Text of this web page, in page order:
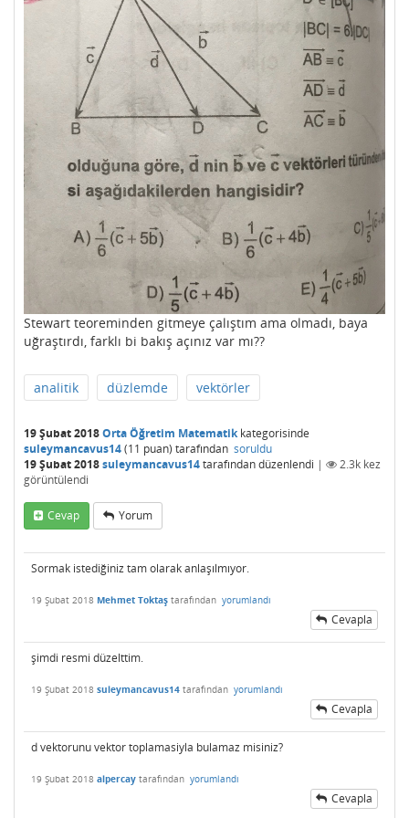
Stewart teoreminden gitmeye çalıştım ama olmadı, baya
uğraştırdı, farklı bi bakış açınız var mı??
analitik düzlemde vektörler
19 Şubat 2018Orta Öğretim Matematikkategorisinde
suleymancavus14(11 puan) tarafından soruldu
19 Şubat 2018suleymancavus14tarafındandüzenlendi | 2.3k kez
görüntülendi
Cevap Yorum
Sormak istediğiniz tam olarak anlaşılmıyor.
19 Şubat 2018 Mehmet Toktaş tarafından yorumlandı
Cevapla
şimdi resmi düzelttim.
19 Şubat 2018 suleymancavus14 tarafından yorumlandı
Cevapla
d vektorunu vektor toplamasiyla bulamaz misiniz?
19 Şubat 2018 alpercay tarafından yorumlandı
Cevapla